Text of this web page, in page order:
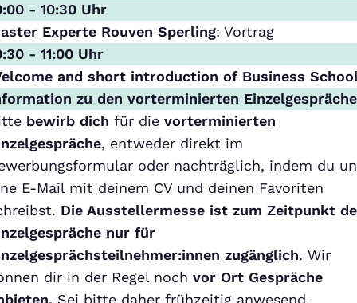
- 10:30 Uhr
Experte Rouven Sperling: Vortrag
- 11:00 Uhr
and short introduction of Business
zu den vorterminierten
bewirb dich für dievorterminierten
, entweder direkt im
oder nachträglich, indem du
E-Mail mit deinem CV und deinen Favoriten
Die Ausstellermesse ist zum Zeitpunkt
nur für
zugänglich. Wir
dir in der Regel nochvor Ort Gespräche
Sei bitte daher frühzeitig anwesend.